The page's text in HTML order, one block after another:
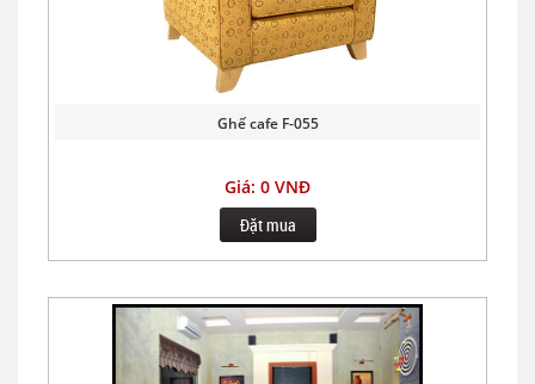
Ghế cafe F-055
Giá: 0 VNĐ
Đặt mua